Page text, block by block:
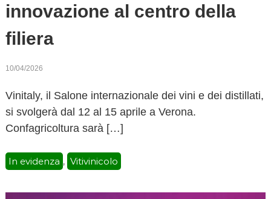
innovazione al centro della
filiera
10/04/2026
Vinitaly, il Salone internazionale dei vini e dei distillati,
si svolgerà dal 12 al 15 aprile a Verona.
Confagricoltura sarà […]
In evidenza , Vitivinicolo